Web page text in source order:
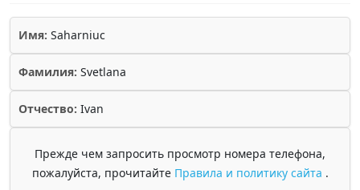
Имя: Saharniuc
Фамилия: Svetlana
Отчество: Ivan
Прежде чем запросить просмотр номера телефона,
пожалуйста, прочитайте Правила и политику сайта .